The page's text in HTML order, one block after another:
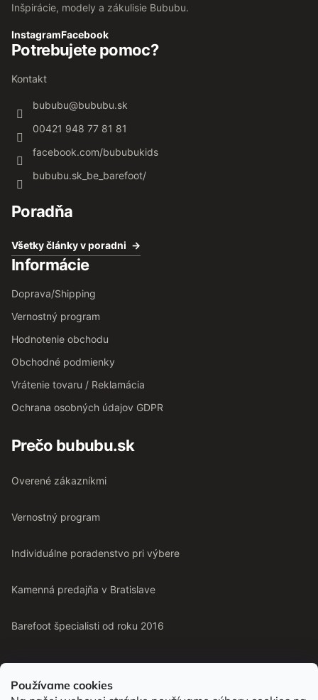
Používame cookies
Inšpirácie, modely a zákulisie Bububu.
InstagramFacebook
Potrebujete pomoc?
Kontakt
bububu@bububu.sk
00421 948 77 81 81
facebook.com/bububukids
bububu.sk_be_barefoot/
Poradňa
Všetky články v poradni
Informácie
Doprava/Shipping
Vernostný program
Hodnotenie obchodu
Obchodné podmienky
Vrátenie tovaru / Reklamácia
Ochrana osobných údajov GDPR
Prečo bububu.sk
Overené zákazníkmi
Vernostný program
Individuálne poradenstvo pri výbere
Kamenná predajňa v Bratislave
Barefoot špecialisti od roku 2016